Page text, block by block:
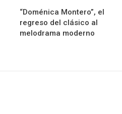
“Doménica Montero”, el
regreso del clásico al
melodrama moderno